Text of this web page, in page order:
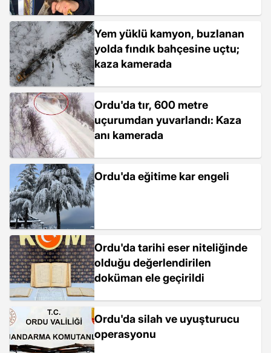
Yem yüklü kamyon, buzlanan
yolda fındık bahçesine uçtu;
kaza kamerada
Ordu'da tır, 600 metre
uçurumdan yuvarlandı: Kaza
anı kamerada
Ordu'da eğitime kar engeli
Ordu'da tarihi eser niteliğinde
olduğu değerlendirilen
doküman ele geçirildi
Ordu'da silah ve uyuşturucu
operasyonu